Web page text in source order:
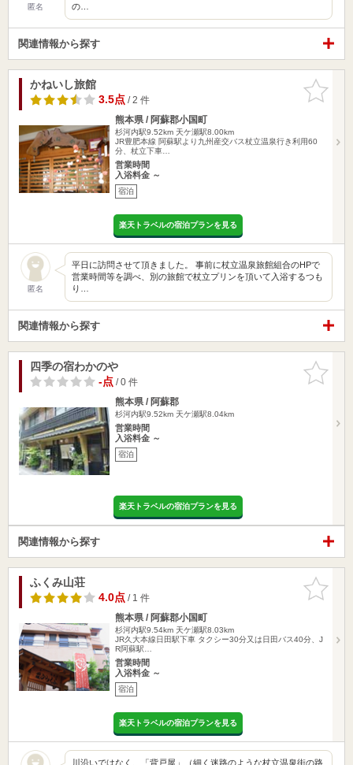
匿名
の…
関連情報から探す
お気に入
りに追加
かねいし旅館
3.5点/ 2 件
熊本県 / 阿蘇郡小国町
杉河内駅9.52km 天ケ瀬駅8.00km
JR豊肥本線 阿蘇駅より九州産交バス杖立温泉行き利用60
分、杖立下車…
営業時間
入浴料金 ～
宿泊
楽天トラベルの宿泊プランを見る
匿名
平日に訪問させて頂きました。 事前に杖立温泉旅館組合のHPで
営業時間等を調べ、別の旅館で杖立プリンを頂いて入浴するつも
り…
関連情報から探す
お気に入
りに追加
四季の宿わかのや
-点/ 0 件
熊本県 / 阿蘇郡
杉河内駅9.52km 天ケ瀬駅8.04km
営業時間
入浴料金 ～
宿泊
楽天トラベルの宿泊プランを見る
関連情報から探す
お気に入
りに追加
ふくみ山荘
4.0点/ 1 件
熊本県 / 阿蘇郡小国町
杉河内駅9.54km 天ケ瀬駅8.03km
JR久大本線日田駅下車 タクシー30分又は日田バス40分、J
R阿蘇駅…
営業時間
入浴料金 ～
宿泊
楽天トラベルの宿泊プランを見る
川沿いではなく、「背戸屋」（細く迷路のような杖立温泉街の路